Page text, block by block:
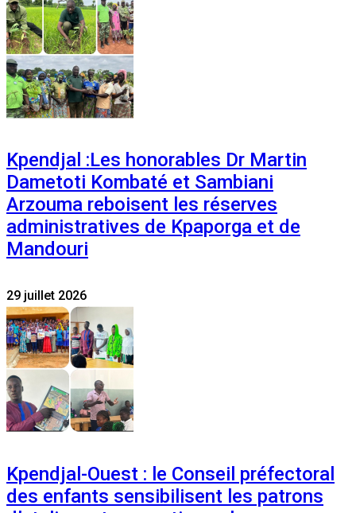
Kpendjal :Les honorables Dr Martin
Dametoti Kombaté et Sambiani
Arzouma reboisent les réserves
administratives de Kpaporga et de
Mandouri
29 juillet 2026
Kpendjal-Ouest : le Conseil préfectoral
des enfants sensibilisent les patrons